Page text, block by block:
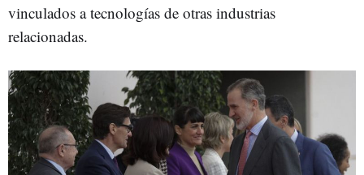
vinculados a tecnologías de otras industrias
relacionadas.